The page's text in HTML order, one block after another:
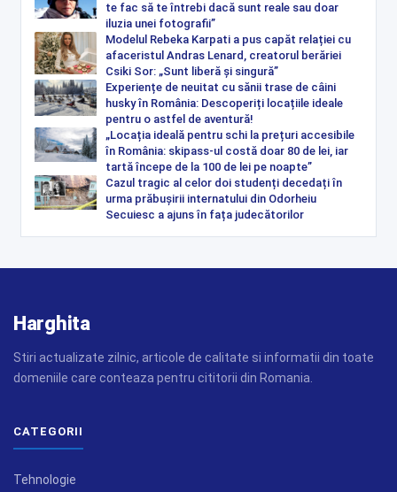
te fac să te întrebi dacă sunt reale sau doar
iluzia unei fotografii”
Modelul Rebeka Karpati a pus capăt relației cu
afaceristul Andras Lenard, creatorul berăriei
Csiki Sor: „Sunt liberă și singură”
Experiențe de neuitat cu sănii trase de câini
husky în România: Descoperiți locațiile ideale
pentru o astfel de aventură!
„Locația ideală pentru schi la prețuri accesibile
în România: skipass-ul costă doar 80 de lei, iar
tartă începe de la 100 de lei pe noapte”
Cazul tragic al celor doi studenți decedați în
urma prăbușirii internatului din Odorheiu
Secuiesc a ajuns în fața judecătorilor
Harghita
Stiri actualizate zilnic, articole de calitate si informatii din toate
domeniile care conteaza pentru cititorii din Romania.
CATEGORII
Tehnologie